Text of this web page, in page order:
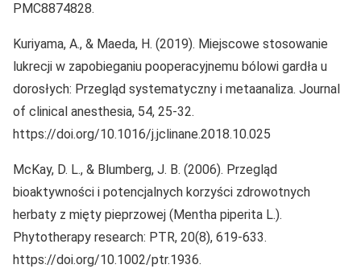
PMC8874828.
Kuriyama, A., & Maeda, H. (2019). Miejscowe stosowanie
lukrecji w zapobieganiu pooperacyjnemu bólowi gardła u
dorosłych: Przegląd systematyczny i metaanaliza. Journal
of clinical anesthesia, 54, 25-32.
https://doi.org/10.1016/j.jclinane.2018.10.025
McKay, D. L., & Blumberg, J. B. (2006). Przegląd
bioaktywności i potencjalnych korzyści zdrowotnych
herbaty z mięty pieprzowej (Mentha piperita L.).
Phytotherapy research: PTR, 20(8), 619-633.
https://doi.org/10.1002/ptr.1936.